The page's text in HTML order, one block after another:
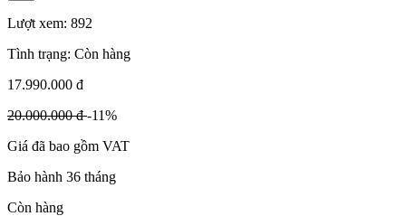
Lượt xem: 892
Tình trạng: Còn hàng
17.990.000 đ
20.000.000 đ-11%
Giá đã bao gồm VAT
Bảo hành 36 tháng
Còn hàng